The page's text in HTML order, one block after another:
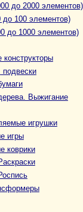
до 2000 элементов)
до 100 элементов)
до 1000 элементов)
конструкторы
подвески
Выжигание
игрушки
игры
коврики